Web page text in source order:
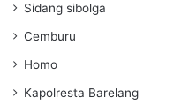
Sidang sibolga
Cemburu
Homo
Kapolresta Barelang